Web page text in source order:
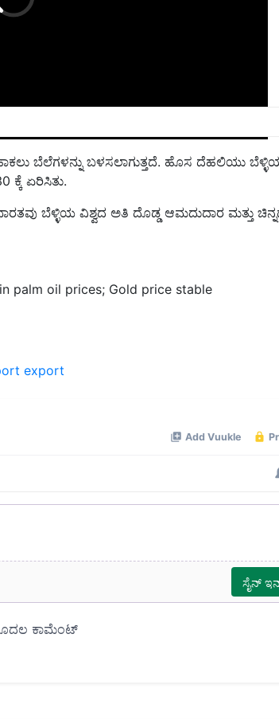
ಬೆಲೆಗಳನ್ನು ಬಳಸಲಾಗುತ್ತದೆ. ಹೊಸ ದೆಹಲಿಯು ಬೆಳ್ಳಿಯ
ಕ್ಕೆ ಏರಿಸಿತು.
ಬೆಳ್ಳಿಯ ವಿಶ್ವದ ಅತಿ ದೊಡ್ಡ ಆಮದುದಾರ ಮತ್ತು ಚಿನ್ನದ
palm oil prices; Gold price stable